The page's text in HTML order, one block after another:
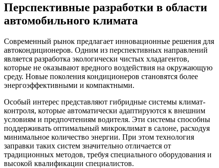
Перспективные разработки в области
автомобильного климата
Современный рынок предлагает инновационные решения для
автокондиционеров. Одним из перспективных направлений
является разработка экологически чистых хладагентов,
которые не оказывают вредного воздействия на окружающую
среду. Новые поколения кондиционеров становятся более
энергоэффективными и компактными.
Особый интерес представляют гибридные системы климат-
контроля, которые автоматически адаптируются к внешним
условиям и предпочтениям водителя. Эти системы способны
поддерживать оптимальный микроклимат в салоне, расходуя
минимальное количество энергии. При этом технология
заправки таких систем значительно отличается от
традиционных методов, требуя специального оборудования и
высокой квалификации специалистов.